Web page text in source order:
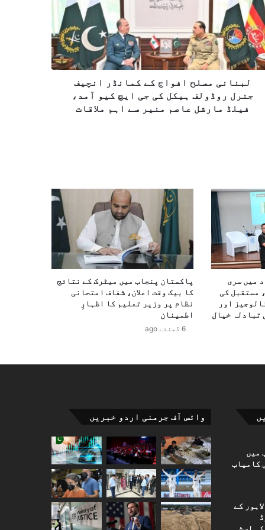
لبنانی مسلح افواج کے کمانڈر انچیف
جنرل روڈولف ہیکل کی جی ایچ کیو آمد،
فیلڈ مارشل عاصم منیر سے اہم ملاقات
میں سری
مستقبل کی
اور
تبادلہ خیال
پاکستان پنجاب میں میٹرک کے نتائج
کا بیک وقت اعلان، شفاف امتحانی
نظام پر وزیر تعلیم کا اظہارِ
اطمینان
6 گھنٹے ago
میں
کامیاب
کے
لسٹ
وائس آف جرمنی اردو خبریں